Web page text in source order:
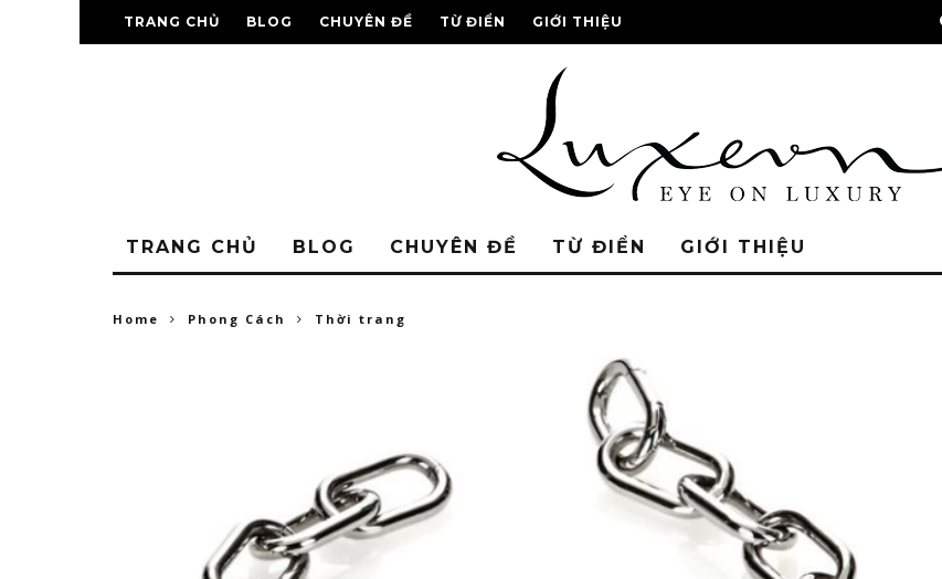
TRANG CHỦ BLOG CHUYÊN ĐỀ TỪ ĐIỂN GIỚI THIỆU
TRANG CHỦ BLOG CHUYÊN ĐỀ TỪ ĐIỂN GIỚI THIỆU
Home Phong Cách Thời trang